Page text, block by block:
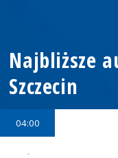
Najbliższe
Szczecin
04:00